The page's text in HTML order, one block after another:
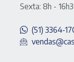
Sexta: 8h -
(51) 3364-